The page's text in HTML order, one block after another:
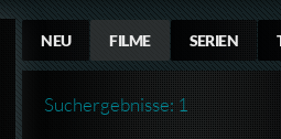
NEU FILME SERIEN
Suchergebnisse: 1